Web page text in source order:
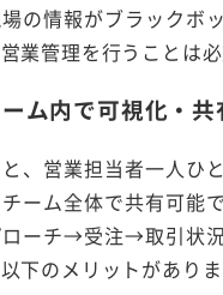
の情報がブラックボ
業管理を行うことは必
ム内で可視化・共
、営業担当者一人ひ
ーム全体で共有可能
ーチ→受注→取引状
下のメリットがありま